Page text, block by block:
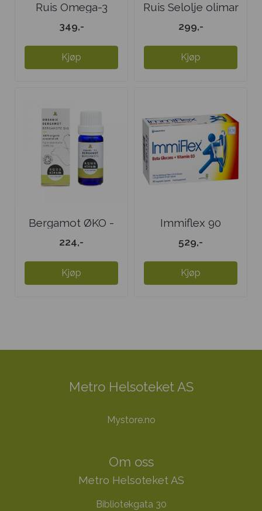
Ruis Omega-3
Selolje Extra ...
349,-
Kjøp
Ruis Selolje olimar
250 ml
299,-
Kjøp
Bergamot ØKO -
eterisk olje
224,-
Kjøp
Immiflex 90
kapsler
529,-
Kjøp
Metro Helsoteket AS
Mystore.no
Om oss
Metro Helsoteket AS
Bibliotekgata 30